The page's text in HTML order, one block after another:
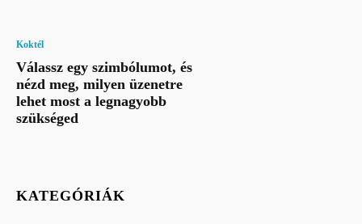
Koktél
Válassz egy szimbólumot, és
nézd meg, milyen üzenetre
lehet most a legnagyobb
szükséged
KATEGÓRIÁK